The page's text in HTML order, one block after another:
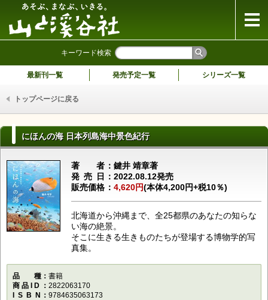
キーワード検索
最新刊一覧 発売予定一覧 シリーズ一覧
トップページに戻る
にほんの海 日本列島海中景色紀行
著者鍵井 靖章著
発売日 2022.08.12発売
販売価格
4,620円(本体4,200円+税10％)
北海道から沖縄まで、全25都県のあなたの知らな
い海の絶景。
そこに生きる生きものたちが登場する博物学的写
真集。
品種書籍
商品ID
2822063170
ISBN
9784635063173